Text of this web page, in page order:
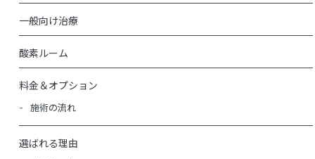
一般向け治療
酸素ルーム
料金＆オプション
施術の流れ
選ばれる理由